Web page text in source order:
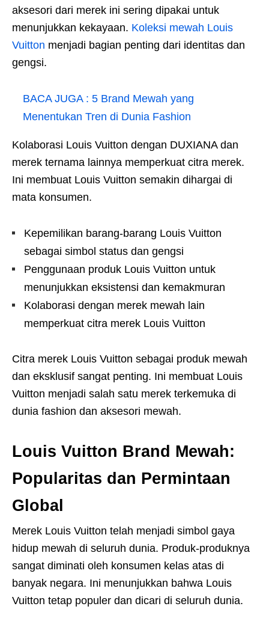
aksesori dari merek ini sering dipakai untuk
menunjukkan kekayaan. Koleksi mewah Louis
Vuitton menjadi bagian penting dari identitas dan
gengsi.
BACA JUGA : 5 Brand Mewah yang
Menentukan Tren di Dunia Fashion
Kolaborasi Louis Vuitton dengan DUXIANA dan
merek ternama lainnya memperkuat citra merek.
Ini membuat Louis Vuitton semakin dihargai di
mata konsumen.
Kepemilikan barang-barang Louis Vuitton
sebagai simbol status dan gengsi
Penggunaan produk Louis Vuitton untuk
menunjukkan eksistensi dan kemakmuran
Kolaborasi dengan merek mewah lain
memperkuat citra merek Louis Vuitton
Citra merek Louis Vuitton sebagai produk mewah
dan eksklusif sangat penting. Ini membuat Louis
Vuitton menjadi salah satu merek terkemuka di
dunia fashion dan aksesori mewah.
Louis Vuitton Brand Mewah:
Popularitas dan Permintaan
Global
Merek Louis Vuitton telah menjadi simbol gaya
hidup mewah di seluruh dunia. Produk-produknya
sangat diminati oleh konsumen kelas atas di
banyak negara. Ini menunjukkan bahwa Louis
Vuitton tetap populer dan dicari di seluruh dunia.